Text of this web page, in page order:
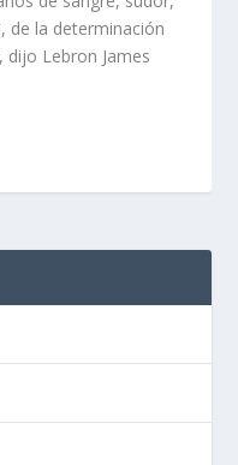
de la determinación
dijo Lebron James